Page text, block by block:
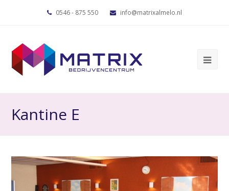
0546 - 875 550 info@matrixalmelo.nl
Kantine E